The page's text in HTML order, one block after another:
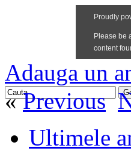
Adauga un
«Previous
Ultimele